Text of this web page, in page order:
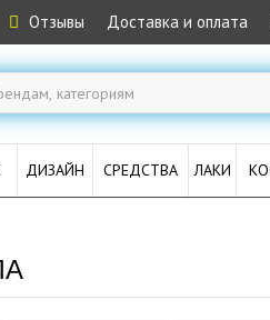
Отзывы Доставка и оплата
ДИЗАЙН СРЕДСТВА ЛАКИ